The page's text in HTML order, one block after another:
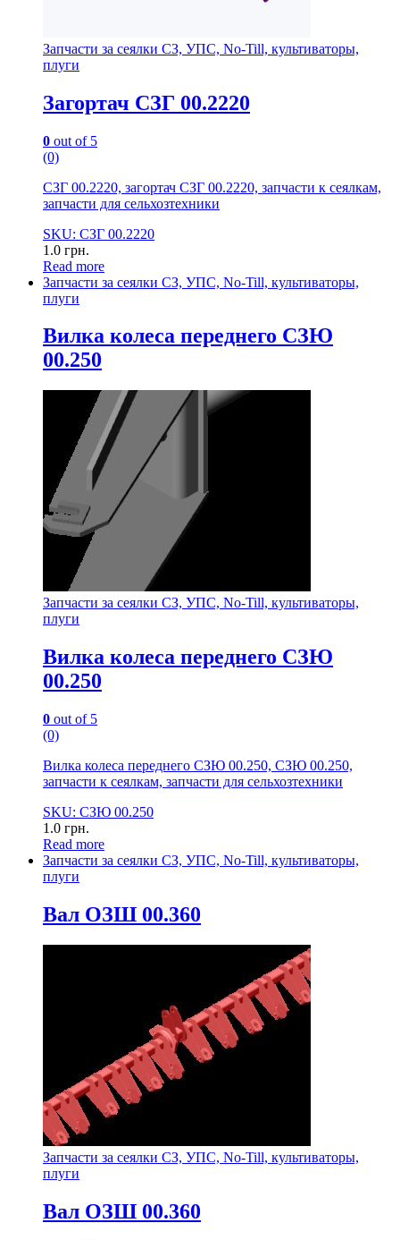
Запчасти за сеялки СЗ, УПС, No-Till, культиваторы,
плуги
Загортач СЗГ 00.2220
0 out of 5
(0)
СЗГ 00.2220, загортач СЗГ 00.2220, запчасти к сеялкам,
запчасти для сельхозтехники
SKU: СЗГ 00.2220
1.0 грн.
Read more
Запчасти за сеялки СЗ, УПС, No-Till, культиваторы,
плуги
Вилка колеса переднего СЗЮ
00.250
Запчасти за сеялки СЗ, УПС, No-Till, культиваторы,
плуги
Вилка колеса переднего СЗЮ
00.250
0 out of 5
(0)
Вилка колеса переднего СЗЮ 00.250, СЗЮ 00.250,
запчасти к сеялкам, запчасти для сельхозтехники
SKU: СЗЮ 00.250
1.0 грн.
Read more
Запчасти за сеялки СЗ, УПС, No-Till, культиваторы,
плуги
Вал ОЗШ 00.360
Запчасти за сеялки СЗ, УПС, No-Till, культиваторы,
плуги
Вал ОЗШ 00.360